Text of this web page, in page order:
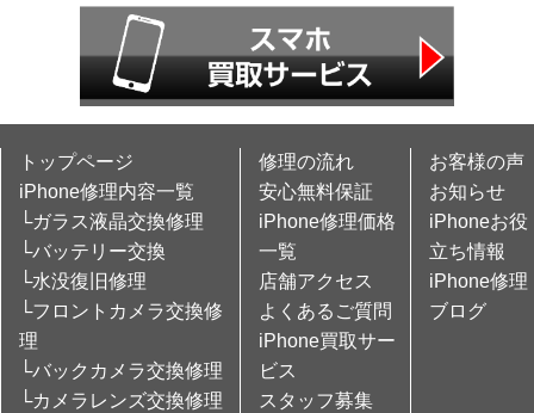
トップページ
iPhone修理内容一覧
└ガラス液晶交換修理
└バッテリー交換
└水没復旧修理
└フロントカメラ交換修
理
└バックカメラ交換修理
└カメラレンズ交換修理
修理の流れ
安心無料保証
iPhone修理価格
一覧
店舗アクセス
よくあるご質問
iPhone買取サー
ビス
スタッフ募集
お客様の声
お知らせ
iPhoneお役
立ち情報
iPhone修理
ブログ